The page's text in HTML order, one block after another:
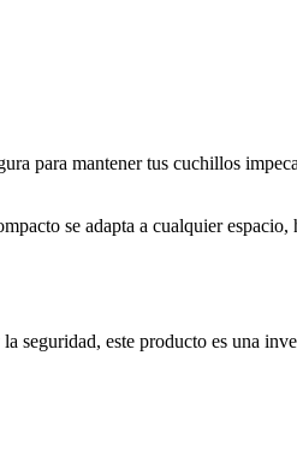
para mantener tus cuchillos
se adapta a cualquier espacio,
seguridad, este producto es una